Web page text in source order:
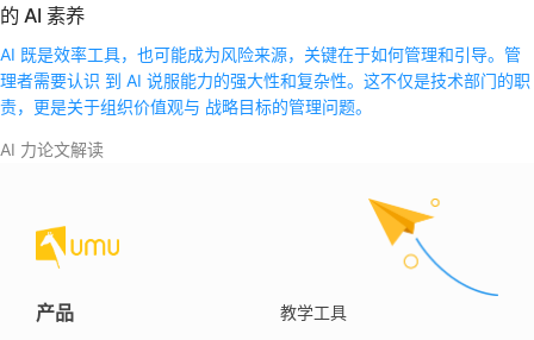
的 AI 素养
AI 既是效率工具，也可能成为风险来源，关键在于如何管理和引导。管
理者需要认识 到 AI 说服能力的强大性和复杂性。这不仅是技术部门的职
责，更是关于组织价值观与 战略目标的管理问题。
AI 力论文解读
产品 教学工具